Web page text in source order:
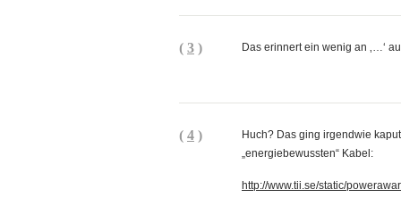
( 3 ) Das erinnert ein wenig an ‚…‘
( 4 )
Huch? Das ging irgendwie
„energiebewussten“ Kabel:
http://www.tii.se/static/